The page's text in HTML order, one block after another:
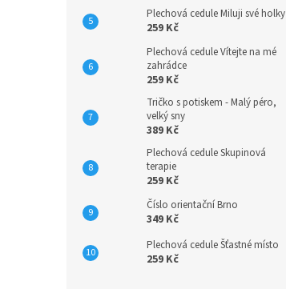
Plechová cedule Miluji své holky
259 Kč
Plechová cedule Vítejte na mé
zahrádce
259 Kč
Tričko s potiskem - Malý péro,
velký sny
389 Kč
Plechová cedule Skupinová
terapie
259 Kč
Číslo orientační Brno
349 Kč
Plechová cedule Šťastné místo
259 Kč